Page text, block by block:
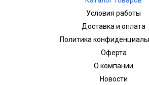
Условия работы
Доставка и оплата
Политика
Оферта
О компании
Новости